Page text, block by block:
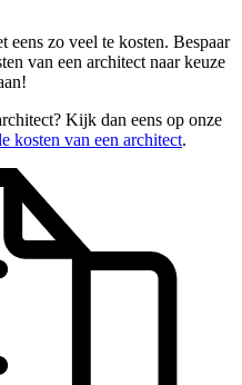
eens zo veel te kosten. Bespaar
van een architect naar keuze
Kijk dan eens op onze
kosten van een architect.